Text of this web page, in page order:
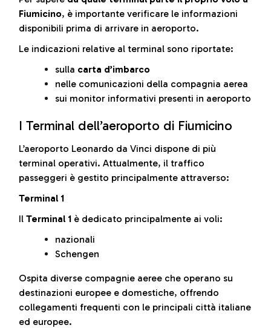
Fiumicino, è importante verificare le informazioni
disponibili prima di arrivare in aeroporto.
Le indicazioni relative al terminal sono riportate:
sulla carta d’imbarco
nelle comunicazioni della compagnia aerea
sui monitor informativi presenti in aeroporto
I Terminal dell’aeroporto di Fiumicino
L’aeroporto Leonardo da Vinci dispone di più
terminal operativi. Attualmente, il traffico
passeggeri è gestito principalmente attraverso:
Terminal 1
Il Terminal 1 è dedicato principalmente ai voli:
nazionali
Schengen
Ospita diverse compagnie aeree che operano su
destinazioni europee e domestiche, offrendo
collegamenti frequenti con le principali città italiane
ed europee.